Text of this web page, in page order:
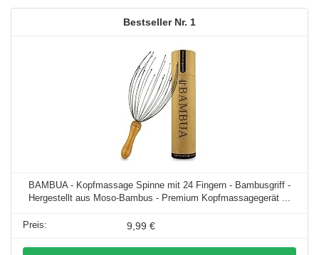
1
BAMBUA - Kopfmassage Spinne mit 24 Fingern - Bambusgriff -
Hergestellt aus Moso-Bambus - Premium Kopfmassagegerät ...
9,99 €